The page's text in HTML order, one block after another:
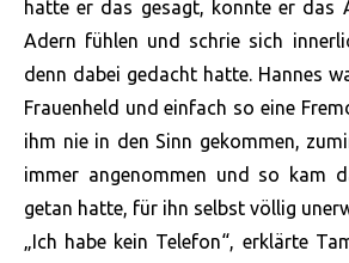
hatte er das gesagt, konnte er das
Adern fühlen und schrie sich
denn dabei gedacht hatte. Hannes
Frauenheld und einfach so eine
ihm nie in den Sinn gekommen,
immer angenommen und so kam
getan hatte, für ihn selbst völlig
„Ich habe kein Telefon“, erklärte